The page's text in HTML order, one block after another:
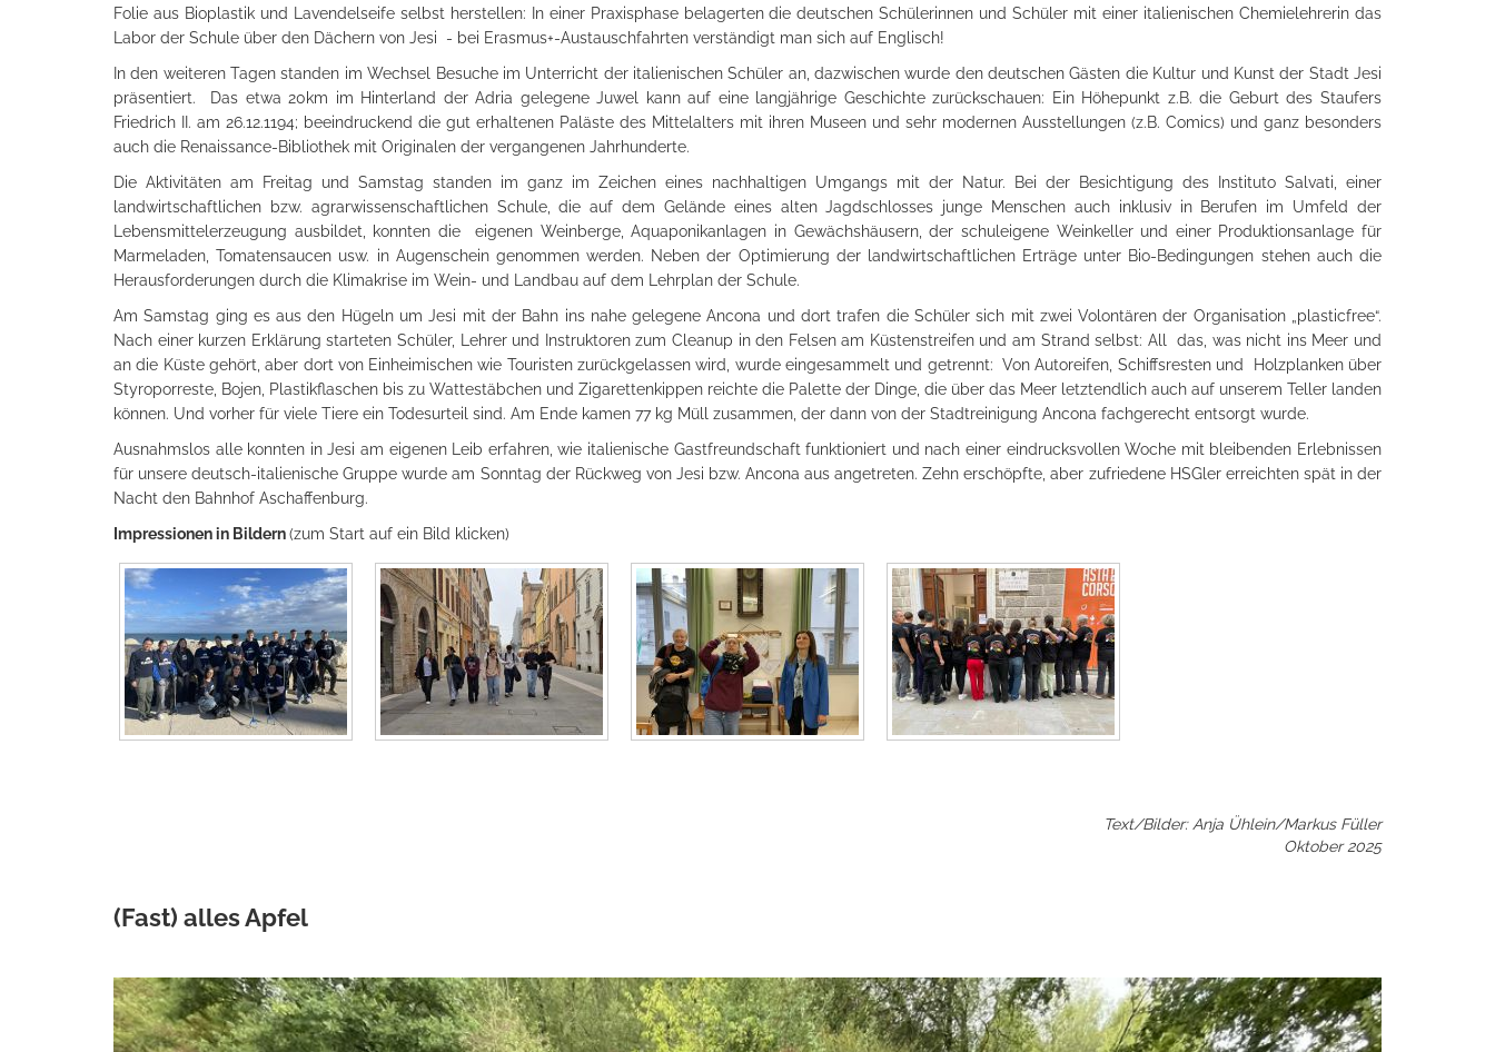
Folie aus Bioplastik und Lavendelseife selbst herstellen: In einer Praxisphase belagerten die deutschen Schülerinnen und Schüler mit einer italienischen Chemielehrerin das
Labor der Schule über den Dächern von Jesi - bei Erasmus+-Austauschfahrten verständigt man sich auf Englisch!
In den weiteren Tagen standen im Wechsel Besuche im Unterricht der italienischen Schüler an, dazwischen wurde den deutschen Gästen die Kultur und Kunst der Stadt Jesi
präsentiert. Das etwa 20km im Hinterland der Adria gelegene Juwel kann auf eine langjährige Geschichte zurückschauen: Ein Höhepunkt z.B. die Geburt des Staufers
Friedrich II. am 26.12.1194; beeindruckend die gut erhaltenen Paläste des Mittelalters mit ihren Museen und sehr modernen Ausstellungen (z.B. Comics) und ganz besonders
auch die Renaissance-Bibliothek mit Originalen der vergangenen Jahrhunderte.
Die Aktivitäten am Freitag und Samstag standen im ganz im Zeichen eines nachhaltigen Umgangs mit der Natur. Bei der Besichtigung des Instituto Salvati, einer
landwirtschaftlichen bzw. agrarwissenschaftlichen Schule, die auf dem Gelände eines alten Jagdschlosses junge Menschen auch inklusiv in Berufen im Umfeld der
Lebensmittelerzeugung ausbildet, konnten die eigenen Weinberge, Aquaponikanlagen in Gewächshäusern, der schuleigene Weinkeller und einer Produktionsanlage für
Marmeladen, Tomatensaucen usw. in Augenschein genommen werden. Neben der Optimierung der landwirtschaftlichen Erträge unter Bio-Bedingungen stehen auch die
Herausforderungen durch die Klimakrise im Wein- und Landbau auf dem Lehrplan der Schule.
Am Samstag ging es aus den Hügeln um Jesi mit der Bahn ins nahe gelegene Ancona und dort trafen die Schüler sich mit zwei Volontären der Organisation „plasticfree“.
Nach einer kurzen Erklärung starteten Schüler, Lehrer und Instruktoren zum Cleanup in den Felsen am Küstenstreifen und am Strand selbst: All das, was nicht ins Meer und
an die Küste gehört, aber dort von Einheimischen wie Touristen zurückgelassen wird, wurde eingesammelt und getrennt: Von Autoreifen, Schiffsresten und Holzplanken über
Styroporreste, Bojen, Plastikflaschen bis zu Wattestäbchen und Zigarettenkippen reichte die Palette der Dinge, die über das Meer letztendlich auch auf unserem Teller landen
können. Und vorher für viele Tiere ein Todesurteil sind. Am Ende kamen 77 kg Müll zusammen, der dann von der Stadtreinigung Ancona fachgerecht entsorgt wurde.
Ausnahmslos alle konnten in Jesi am eigenen Leib erfahren, wie italienische Gastfreundschaft funktioniert und nach einer eindrucksvollen Woche mit bleibenden Erlebnissen
für unsere deutsch-italienische Gruppe wurde am Sonntag der Rückweg von Jesi bzw. Ancona aus angetreten. Zehn erschöpfte, aber zufriedene HSGler erreichten spät in der
Nacht den Bahnhof Aschaffenburg.
Impressionen in Bildern(zum Start auf ein Bild klicken)
Text/Bilder: Anja Ühlein/Markus Füller
Oktober 2025
(Fast) alles Apfel